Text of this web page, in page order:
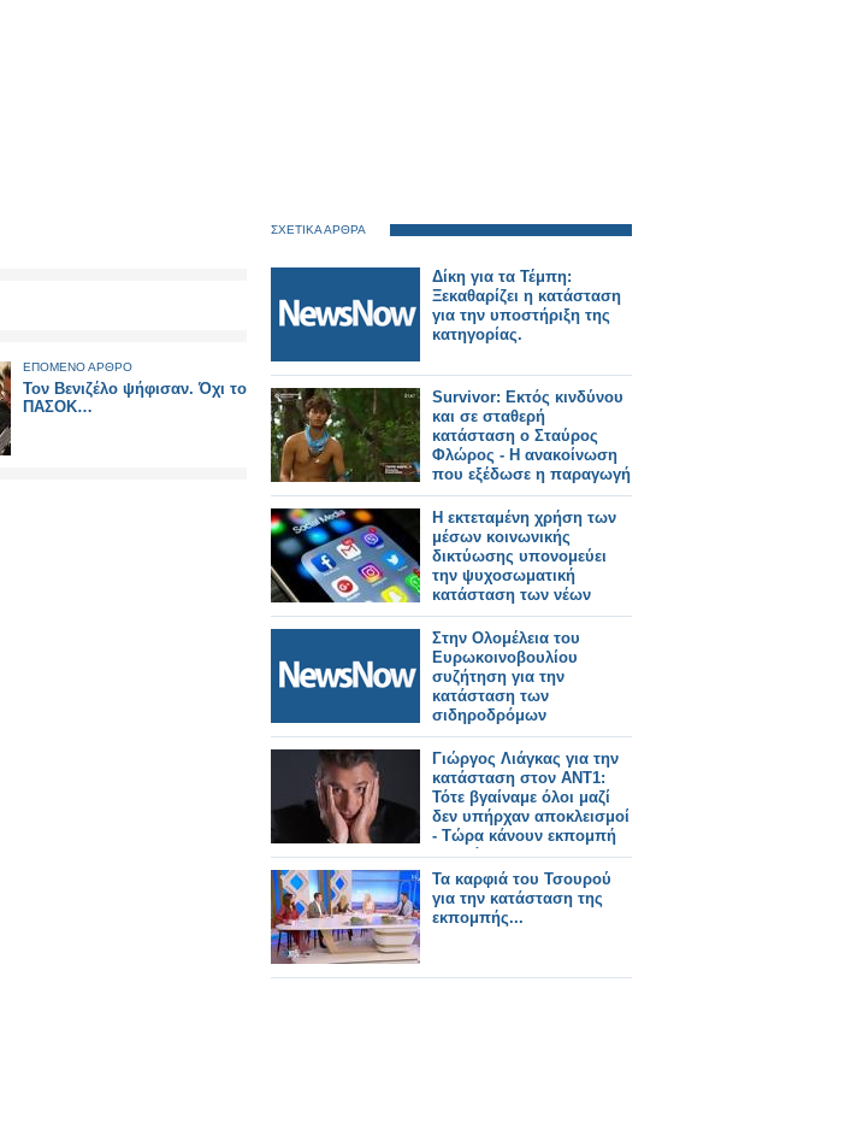
ΕΠΟΜΕΝΟ ΑΡΘΡΟ
Τον Βενιζέλο ψήφισαν. Όχι το
ΠΑΣΟΚ…
ΣΧΕΤΙΚΑ ΑΡΘΡΑ
Δίκη για τα Τέμπη:
Ξεκαθαρίζει η κατάσταση
για την υποστήριξη της
κατηγορίας.
Survivor: Εκτός κινδύνου
και σε σταθερή
κατάσταση ο Σταύρος
Φλώρος - Η ανακοίνωση
που εξέδωσε η παραγωγή
Η εκτεταμένη χρήση των
μέσων κοινωνικής
δικτύωσης υπονομεύει
την ψυχοσωματική
κατάσταση των νέων
Στην Ολομέλεια του
Ευρωκοινοβουλίου
συζήτηση για την
κατάσταση των
σιδηροδρόμων
Γιώργος Λιάγκας για την
κατάσταση στον ΑΝΤ1:
Τότε βγαίναμε όλοι μαζί
δεν υπήρχαν αποκλεισμοί
- Τώρα κάνουν εκπομπή
και πάμε 1-2»
Τα καρφιά του Τσουρού
για την κατάσταση της
εκπομπής...